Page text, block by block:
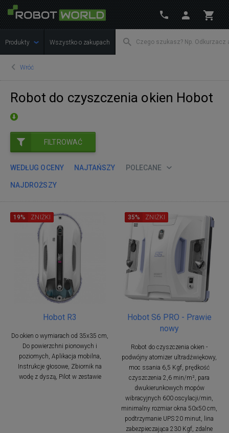
Produkty Wszystko o zakupach
Wróć
Robot do czyszczenia okien Hobot
FILTROWAĆ
WEDŁUG OCENY NAJTAŃSZY POLECANE
NAJDROŻSZY
Hobot R3
Do okien o wymiarach od 35x35 cm,
Do powierzchni pionowych i
poziomych, Aplikacja mobilna,
Instrukcje głosowe, Zbiornik na
wodę z dyszą, Pilot w zestawie
19% ZNIŻKI
Hobot S6 PRO - Prawie
nowy
Robot do czyszczenia okien -
podwójny atomizer ultradźwiękowy,
moc ssania 6,5 ​​Kgf, prędkość
czyszczenia 2,6 min/m², para
dwukierunkowych mopów
wibracyjnych 600 oscylacji/min,
minimalny rozmiar okna 50x50 cm,
podtrzymanie UPS 20 minut, lina
zabezpieczająca 230 Kgf, zdalne
35% ZNIŻKI